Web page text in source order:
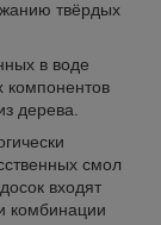
твёрдых
в воде
компонентов
дерева.
смол
входят
комбинации